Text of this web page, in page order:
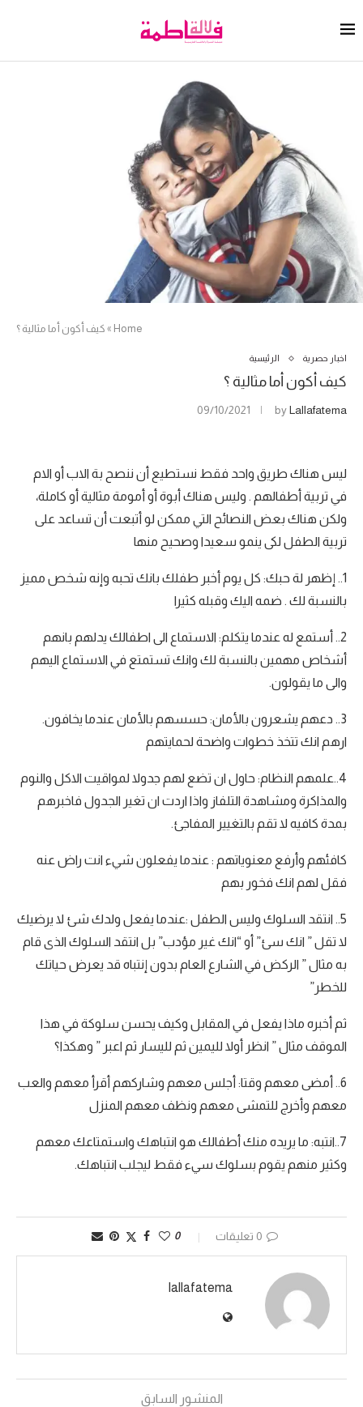
Home
» كيف أكون أما مثالية ؟
اخبار حصرية الرئيسية
كيف أكون أما مثالية ؟
byLallafatema
09/10/2021
ليس هناك طريق واحد فقط نستطيع أن ننصح بة الاب أو الام
في تربية أطفالهم . وليس هناك أبوة أو أمومة مثالية أو كاملة،
ولكن هناك بعض النصائح التي ممكن لو أتبعت أن تساعد على
تربية الطفل لكى ينمو سعيدا وصحيح منها
1.. إظهر لة حبك: كل يوم أخبر طفلك بانك تحبه وإنه شخص مميز
بالنسبة لك . ضمه اليك وقبله كثيرا
2.. أستمع له عندما يتكلم: الاستماع الى اطفالك يدلهم بانهم
أشخاص مهمين بالنسبة لك وانك تستمتع في الاستماع اليهم
والى ما يقولون.
3.. دعهم يشعرون بالأمان: حسسهم بالأمان عندما يخافون.
ارهم انك تتخذ خطوات واضحة لحمايتهم
4..علمهم النظام: حاول ان تضع لهم جدولا لمواقيت الاكل والنوم
والمذاكرة ومشاهدة التلفاز واذا اردت ان تغير الجدول فاخبرهم
بمدة كافيه لا تقم بالتغيير المفاجئ.
كافئهم وأرفع معنوياتهم : عندما يفعلون شيء انت راض عنه
فقل لهم انك فخور بهم
5.. انتقد السلوك وليس الطفل :عندما يفعل ولدك شئ لا يرضيك
لا تقل ” انك سئ” أو “انك غير مؤدب” بل انتقد السلوك الذى قام
به مثال ” الركض في الشارع العام بدون إنتباه قد يعرض حياتك
للخطر”
ثم أخبره ماذا يفعل في المقابل وكيف يحسن سلوكة في هذا
الموقف مثال ” انظر أولا لليمين ثم لليسار ثم اعبر ” وهكذا؟
6.. أمضى معهم وقتا: أجلس معهم وشاركهم أقرأ معهم والعب
معهم وأخرج للتمشى معهم ونظف معهم المنزل
7..انتبه: ما يريده منك أطفالك هو انتباهك واستمتاعك معهم
وكثير منهم يقوم بسلوك سيء فقط ليجلب انتباهك.
0 تعليقات 0
lallafatema
المنشور السابق